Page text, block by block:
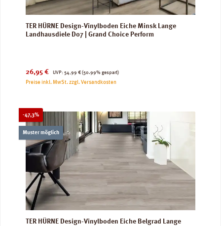
TER HÜRNE Design-Vinylboden Eiche Minsk Lange
Landhausdiele D07 | Grand Choice Perform
Verkaufspreis:
26,95 € UVP:
Regulärer Preis:
54,99 € (50.99% gespart)
Preise inkl. MwSt. zzgl. Versandkosten
-47,3%Rabatt
Muster möglich
TER HÜRNE Design-Vinylboden Eiche Belgrad Lange